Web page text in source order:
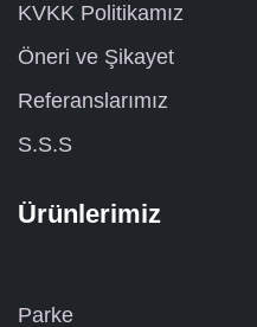
KVKK Politikamız
Öneri ve Şikayet
Referanslarımız
S.S.S
Ürünlerimiz
Parke